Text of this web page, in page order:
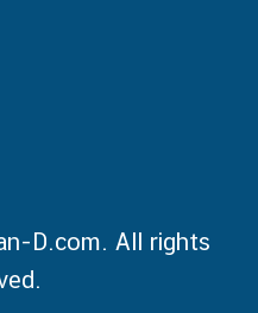
D.com. All rights